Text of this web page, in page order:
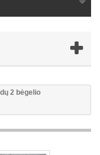
2 bėgelio